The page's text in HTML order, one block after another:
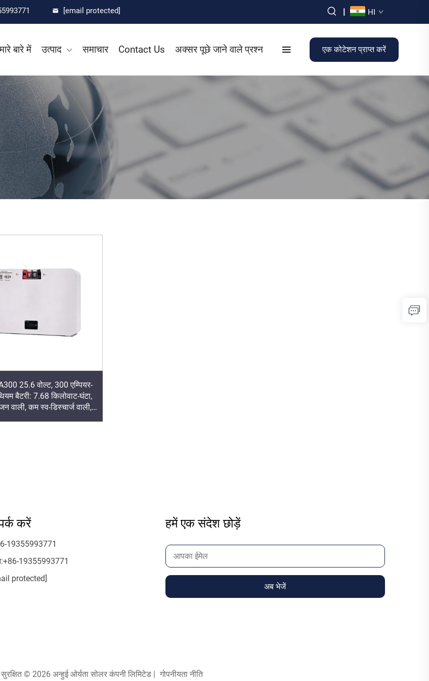
[email protected] | HI
बारे में उत्पाद समाचार Contact Us अक्सर पूछे जाने वाले प्रश्न एक कोटेशन प्राप्त करें
25.6 वोल्ट, 300 एम्पियर-
बैटरी: 7.68 किलोवाट-घंटा,
वाली, कम स्व-डिस्चार्ज वाली,
करें
19355993771
+86-19355993771
protected]
हमें एक संदेश छोड़ें
अब भेजें
© 2026 अन्हुई ओर्यता सोलर कंपनी लिमिटेड | गोपनीयता नीति